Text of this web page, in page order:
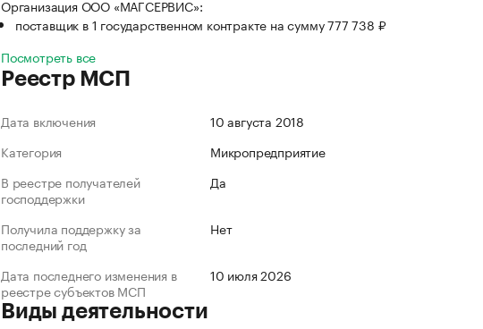
Организация ООО «МАГСЕРВИС»:
поставщик в 1 государственном контракте на сумму 777 738 ₽
Посмотреть все
Реестр МСП
Дата включения
10 августа 2018
Категория
Микропредприятие
В реестре получателей
господдержки
Да
Получила поддержку за
последний год
Нет
Дата последнего изменения в
реестре субъектов МСП
10 июля 2026
Виды деятельности